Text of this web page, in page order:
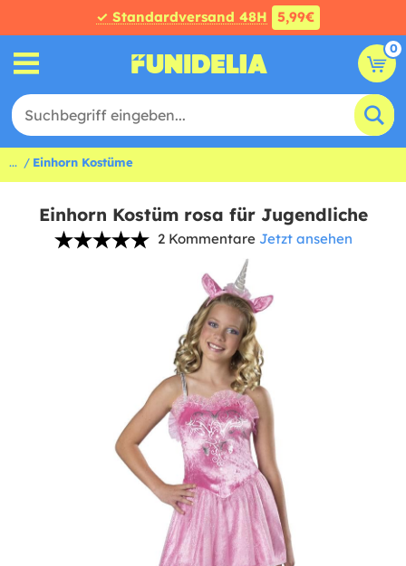
✓ Standardversand 48H 5,99€
0
... Einhorn Kostüme
Einhorn Kostüm rosa für Jugendliche
2 Kommentare Jetzt ansehen